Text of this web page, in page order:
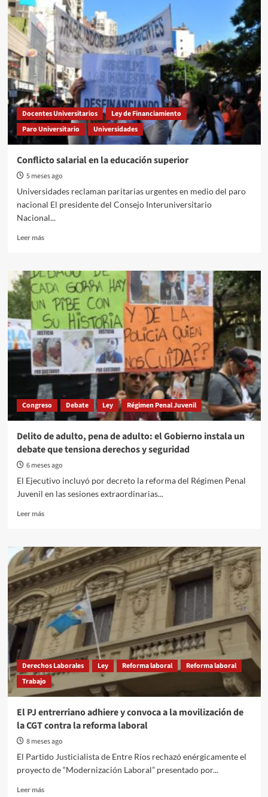
previsional
y
crisis
laboral:
el
PC
denuncia
“saqueo”
en
Entre
Ríos
Docentes Universitarios
Ley de Financiamiento
Paro Universitario
Universidades
Conflicto salarial en la educación superior
5 meses ago
Universidades reclaman paritarias urgentes en medio del paro
nacional El presidente del Consejo Interuniversitario
Nacional...
Leer másRead
Conflicto
salarial
en
la
educación
superior
Congreso Debate Ley Régimen Penal Juvenil
Delito de adulto, pena de adulto: el Gobierno instala un
debate que tensiona derechos y seguridad
6 meses ago
El Ejecutivo incluyó por decreto la reforma del Régimen Penal
Juvenil en las sesiones extraordinarias...
Leer másRead
Delito
de
adulto,
pena
de
adulto:
el
Gobierno
instala
un
debate
que
tensiona
derechos
seguridad
Derechos Laborales Ley Reforma laboral
Reforma laboral
Trabajo
El PJ entrerriano adhiere y convoca a la movilización de
la CGT contra la reforma laboral
8 meses ago
El Partido Justicialista de Entre Ríos rechazó enérgicamente el
proyecto de “Modernización Laboral” presentado por...
Leer másRead